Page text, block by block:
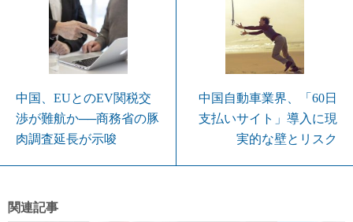
中国、EUとのEV関税交
渉が難航か──商務省の豚
肉調査延長が示唆
中国自動車業界、「60日
支払いサイト」導入に現
実的な壁とリスク
関連記事